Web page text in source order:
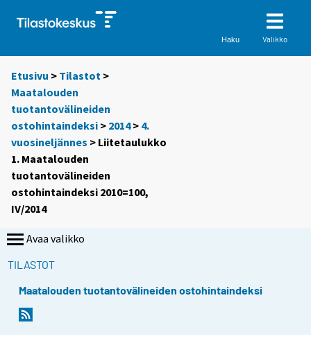
Haku Valikko
Etusivu > Tilastot >
Maatalouden
tuotantovälineiden
ostohintaindeksi > 2014> 4.
vuosineljännes > Liitetaulukko
1. Maatalouden
tuotantovälineiden
ostohintaindeksi 2010=100,
IV/2014
Avaa valikko
TILASTOT
Maatalouden tuotantovälineiden ostohintaindeksi